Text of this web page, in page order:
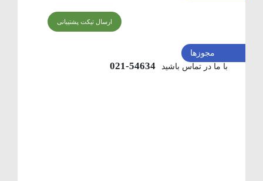
ارسال تیکت پشتیبانی
با ما در تماس باشید 54634-021
مجوزها